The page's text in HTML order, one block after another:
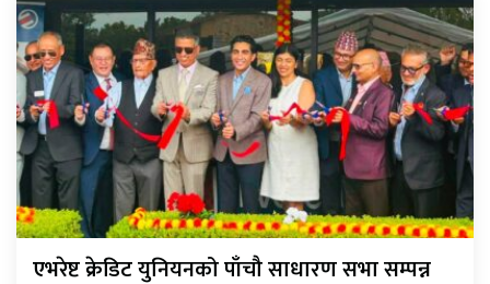
एभरेष्ट क्रेडिट युनियनको पाँचौ साधारण सभा सम्पन्न